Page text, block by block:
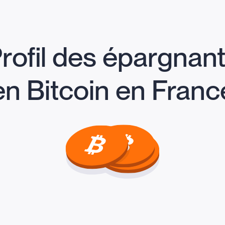
des
Bitcoin en